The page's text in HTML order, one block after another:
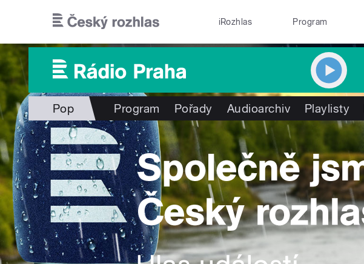
iRozhlas Program
Pop Program Pořady Audioarchiv Playlisty